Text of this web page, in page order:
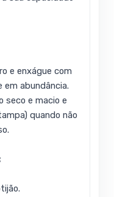
e enxágue com
abundância.
seco e macio e
quando não